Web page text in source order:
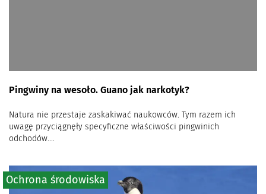
Pingwiny na wesoło. Guano jak narkotyk?
Natura nie przestaje zaskakiwać naukowców. Tym razem ich
uwagę przyciągnęły specyficzne właściwości pingwinich
odchodów....
Ochrona środowiska